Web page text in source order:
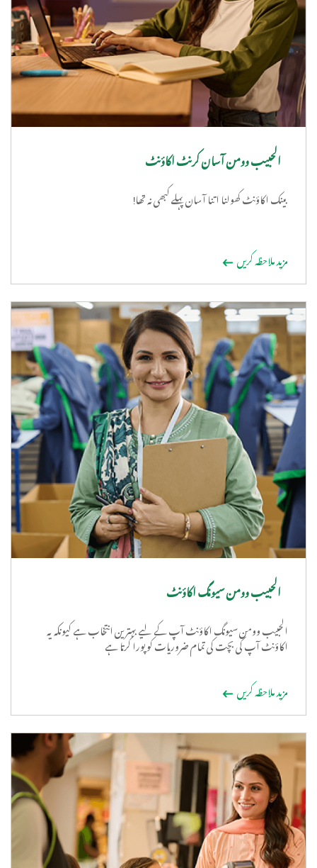
الحبیب وومن آسان کرنٹ اکاؤنٹ
بینک اکاؤنٹ کھولنا اتنا آسان پہلے کبھی نہ تھا!
مزید ملاحظہ کریں
الحبیب وومن سیونگ اکاؤنٹ
الحبیب وومن سیونگ اکاؤنٹ آپ کے لیے بہترین انتخاب ہے کیونکہ یہ
اکاؤنٹ آپ کی بچت کی تمام ضروریات کو پورا کرتا ہے
مزید ملاحظہ کریں